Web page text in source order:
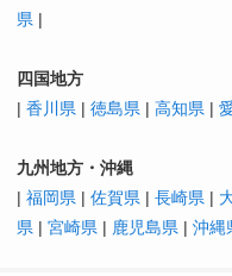
県 |
四国地方
| 香川県 | 徳島県 | 高知県 |
九州地方・沖縄
| 福岡県 | 佐賀県 | 長崎県 |
県 | 宮崎県 | 鹿児島県 | 沖縄